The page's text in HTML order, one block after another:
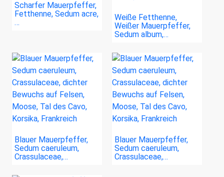
Scharfer Mauerpfeffer,
Fetthenne, Sedum acre,
…
Weiße Fetthenne,
Weißer Mauerpfeffer,
Sedum album,…
Blauer Mauerpfeffer,
Sedum caeruleum,
Crassulaceae,…
Blauer Mauerpfeffer,
Sedum caeruleum,
Crassulaceae,…